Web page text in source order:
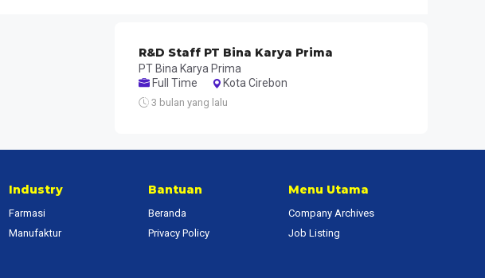
R&D Staff PT Bina Karya Prima
PT Bina Karya Prima
Full Time
Kota Cirebon
3 bulan yang lalu
Industry
Farmasi
Manufaktur
Bantuan
Beranda
Privacy Policy
Menu Utama
Company Archives
Job Listing